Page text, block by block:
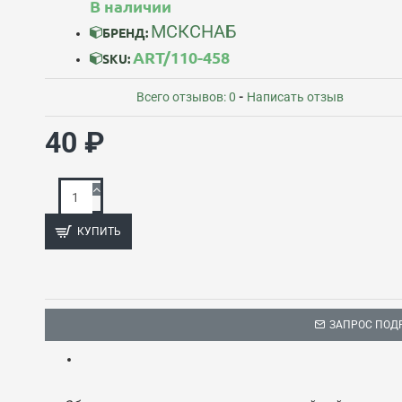
В наличии
БРЕНД: МСКСНАБ
SKU:ART/110-458
Всего отзывов: 0 - Написать отзыв
40 ₽
КУПИТЬ
ЗАПРОС